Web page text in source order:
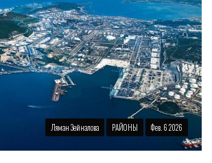
Ляман Зейналова РАЙОНЫ Фев. 6 2026